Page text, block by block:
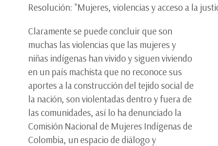
Resolución: "Mujeres, violencias y acceso a la
Claramente se puede concluir que son
muchas las violencias que las mujeres y
niñas indígenas han vivido y siguen viviendo
en un país machista que no reconoce sus
aportes a la construcción del tejido social de
la nación, son violentadas dentro y fuera de
las comunidades, así lo ha denunciado la
Comisión Nacional de Mujeres Indígenas de
Colombia, un espacio de diálogo y